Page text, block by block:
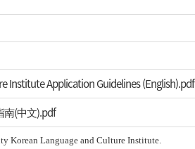
Institute Application Guidelines (English).pdf
南(中文).pdf
Korean Language and Culture Institute.